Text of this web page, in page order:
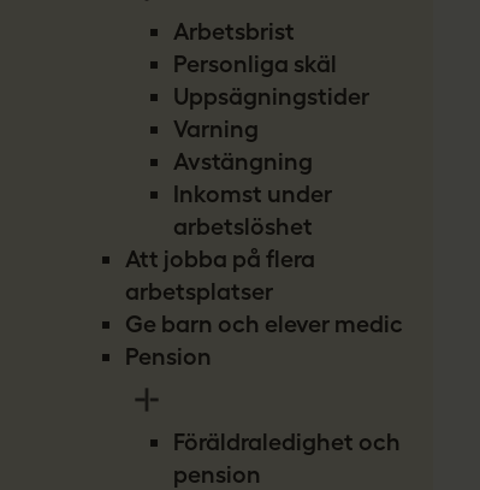
Arbetsbrist
Personliga skäl
Uppsägningstider
Varning
Avstängning
Inkomst under
arbetslöshet
Att jobba på flera
arbetsplatser
Ge barn och elever medicin
Pension
Föräldraledighet och
pension